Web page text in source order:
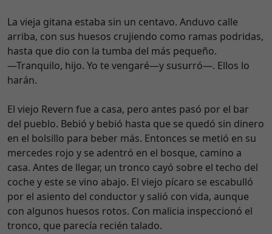
La vieja gitana estaba sin un centavo. Anduvo calle
arriba, con sus huesos crujiendo como ramas podridas,
hasta que dio con la tumba del más pequeño.
—Tranquilo, hijo. Yo te vengaré—y susurró—. Ellos lo
harán.
El viejo Revern fue a casa, pero antes pasó por el bar
del pueblo. Bebió y bebió hasta que se quedó sin dinero
en el bolsillo para beber más. Entonces se metió en su
mercedes rojo y se adentró en el bosque, camino a
casa. Antes de llegar, un tronco cayó sobre el techo del
coche y este se vino abajo. El viejo pícaro se escabulló
por el asiento del conductor y salió con vida, aunque
con algunos huesos rotos. Con malicia inspeccionó el
tronco, que parecía recién talado.